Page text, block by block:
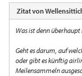
Zitat von
Was ist denn
Geht es darum, auf
oder gibt es künftig
Meilensammeln